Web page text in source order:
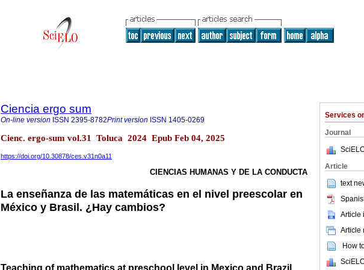
Services
Journal
Article
text
Article
Article
How
Ciencia ergo sum
On-line version ISSN 2395-8782Print version ISSN 1405-0269
Cienc. ergo-sum vol.31 Toluca 2024 Epub Feb 04, 2025
https://doi.org/10.30878/ces.v31n0a11
CIENCIAS HUMANAS Y DE LA CONDUCTA
La enseñanza de las matemáticas en el nivel preescolar en
México y Brasil. ¿Hay cambios?